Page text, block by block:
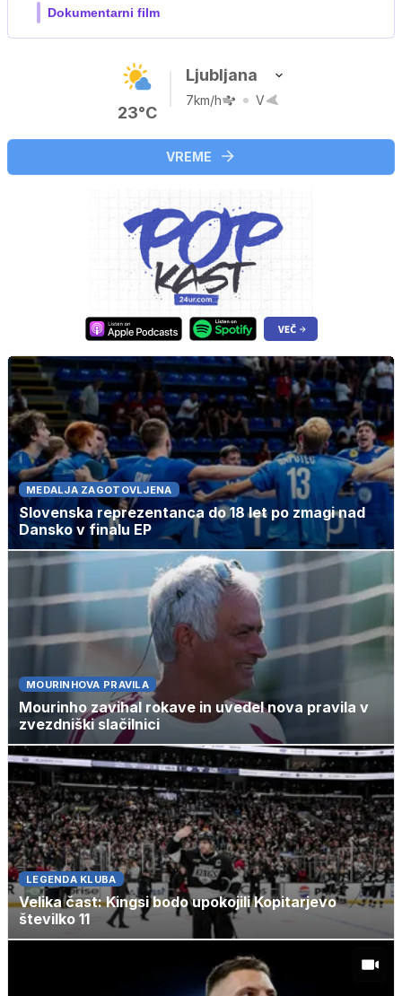
Film meseca / družinski, pustolovski
23°C
Ljubljana
7km/h V
VREME
MEDALJA ZAGOTOVLJENA
Slovenska reprezentanca do 18 let po zmagi nad
Dansko v finalu EP
MOURINHOVA PRAVILA
Mourinho zavihal rokave in uvedel nova pravila v
zvezdniški slačilnici
LEGENDA KLUBA
Velika čast: Kingsi bodo upokojili Kopitarjevo
številko 11